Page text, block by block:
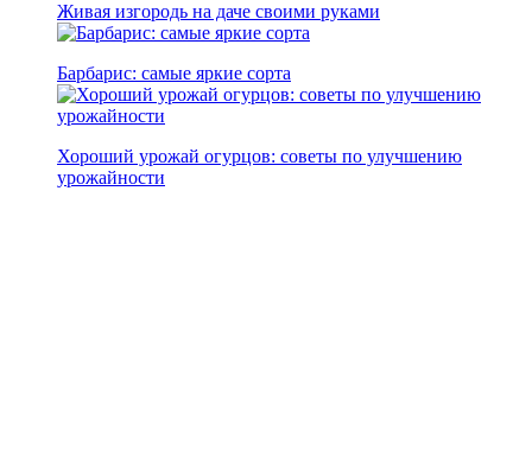
Живая изгородь на даче своими руками
Барбарис: самые яркие сорта
Хороший урожай огурцов: советы по улучшению
урожайности